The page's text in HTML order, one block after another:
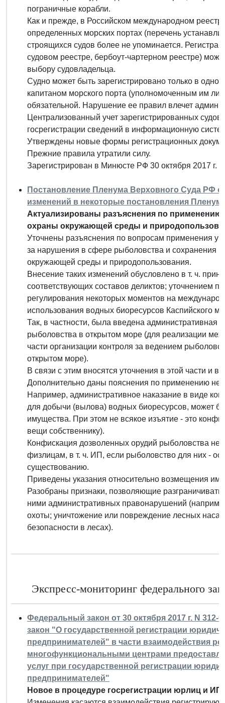
пограничные корабли.
Как и прежде, в Российском международном
определенных морских портах (перечень
строящихся судов более не упоминается.
судовом реестре, бербоут-чартерном реестре)
выбору судовладельца.
Судно может быть зарегистрировано только в
капитаном морского порта (уполномоченным им
обязательной. Нарушение ее правил влечет
Централизованный учет зарегистрированных
госрегистрации сведений в информационную
Утверждены новые формы регистрационных
Прежние правила утратили силу.
Зарегистрирован в Минюсте РФ 30 октября 2017 г.
Постановление Пленума Верховного Суда РФ
изменений в некоторые постановления
Актуализированы разъяснения по применению
охраны окружающей среды и
Уточнены разъяснения по вопросам применения
за нарушения в сфере рыболовства и сохранения
окружающей среды и природопользования.
Внесение таких изменений обусловлено в т. ч.
соответствующих составов деликтов; уточнением
регулирования некоторых моментов на
использования водных биоресурсов Каспийского
Так, в частности, была введена административная
рыболовства в открытом море (для реализации
части организации контроля за ведением
открытом море).
В связи с этим вносятся уточнения в этой части и в
Дополнительно даны пояснения по применению
Например, административное наказание в виде
для добычи (вылова) водных биоресурсов, может
имущества. При этом не всякое изъятие - это
вещи собственнику).
Конфискация дозволенных орудий рыболовства
физлицам, в т. ч. ИП, если рыболовство для них -
существованию.
Приведены указания относительно возмещения
Разобраны признаки, позволяющие
ними административных правонарушений
охоты; уничтожение или повреждение лесных
безопасности в лесах).
Экспресс-мониторинг федерального
Федеральный закон от 30 октября 2017 г. N
закон "О государственной регистрации
предпринимателей" в части взаимодействия
многофункциональными центрами
услуг при государственной регистрации
предпринимателей"
Новое в процедуре госрегистрации юрлиц и ИП.